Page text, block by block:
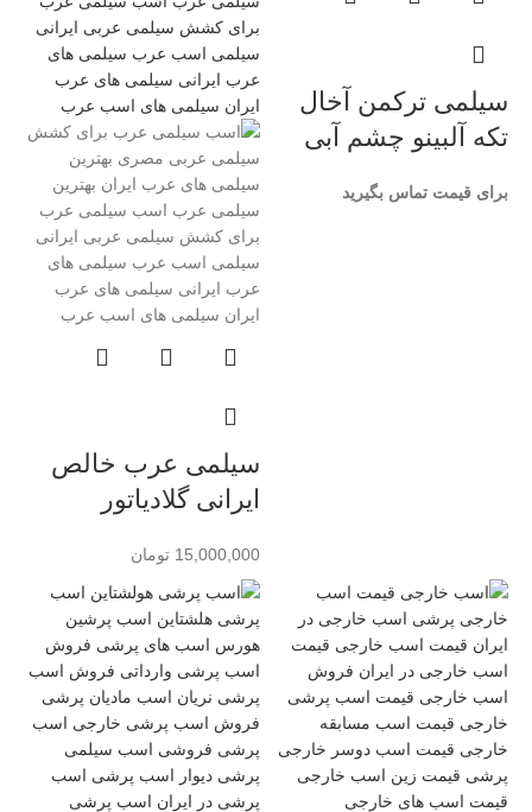
سیلمی ترکمن آخال
تکه آلبینو چشم آبی
برای قیمت تماس بگیرید
سیلمی عرب خالص
ایرانی گلادیاتور
15,000,000 تومان